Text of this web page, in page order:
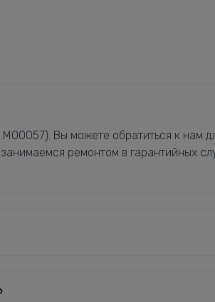
Вы можете обратиться к нам
ремонтом в гарантийных